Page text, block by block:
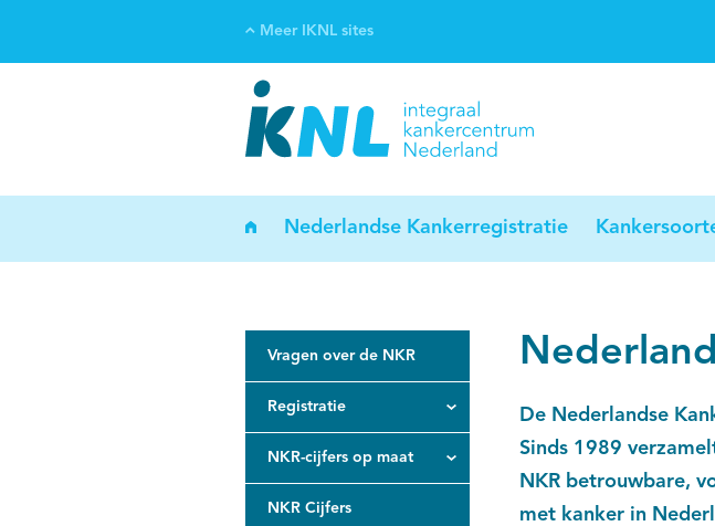
kanker
Meer IKNL sites
Nederlandse Kankerregistratie
Vragen over de NKR
Registratie
NKR-cijfers op maat
NKR Cijfers
De Nederlandse
Sinds 1989
NKR betrouwbare,
met kanker in